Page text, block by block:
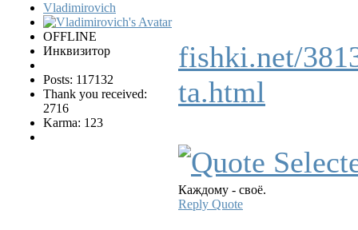
Vladimirovich
OFFLINE
Инквизитор
Posts: 117132
Thank you received:
2716
Karma: 123
fishki.net/
ta.html
Каждому - своё.
Reply Quote